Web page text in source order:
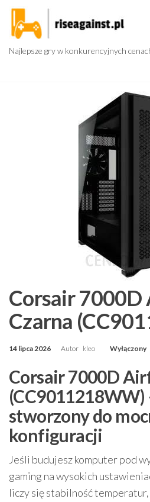
Przejdź
treści
Najlepsze gry w konkurencyjnych
Corsair
Czarna
14 lipca 2026 Autor kleo Wyłączony
Corsair 7000D
stworzony do
konfiguracji
Jeśli budujesz komputer pod
gaming na wysokich
liczy się stabilność